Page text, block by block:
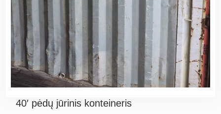
40′ pėdų jūrinis konteineris